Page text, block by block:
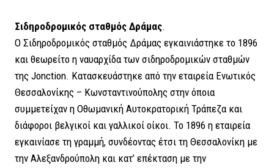
Σιδηροδρομικός σταθμός Δράμας.
Ο Σιδηροδρομικός σταθμός Δράμας εγκαινιάστηκε το 1896
και θεωρείτο η ναυαρχίδα των σιδηροδρομικών σταθμών
της Jonction. Κατασκευάστηκε από την εταιρεία Ενωτικός
Θεσσαλονίκης – Κωνσταντινούπολης στην όποια
συμμετείχαν η Οθωμανική Αυτοκρατορική Τράπεζα και
διάφοροι βελγικοί και γαλλικοί οίκοι. Το 1896 η εταιρεία
εγκαινίασε τη γραμμή, συνδέοντας έτσι τη Θεσσαλονίκη με
την Αλεξανδρούπολη και κατ’ επέκταση με την